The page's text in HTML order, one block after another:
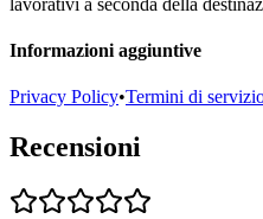
Informazioni aggiuntive
Privacy Policy•Termini di
Recensioni